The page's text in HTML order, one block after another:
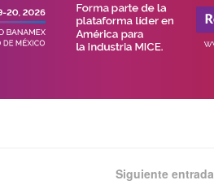
Siguiente entrada